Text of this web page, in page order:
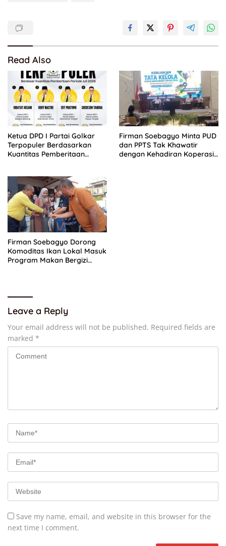
Read Also
Ketua DPD I Partai Golkar
Terpopuler Berdasarkan
Kuantitas Pemberitaan
Firman Soebagyo Minta PUD
dan PPTS Tak Khawatir
dengan Kehadiran Koperasi
Firman Soebagyo Dorong
Komoditas Ikan Lokal Masuk
Program Makan Bergizi
Leave a Reply
Your email address will not be published. Required fields are
marked *
Save my name, email, and website in this browser for the
next time I comment.